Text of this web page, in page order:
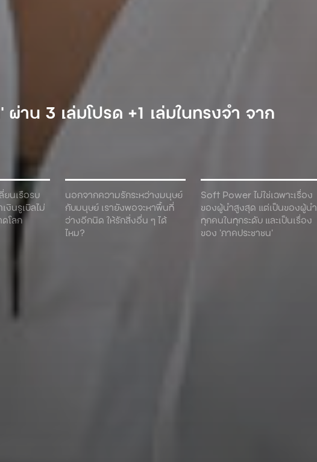
ยนเรือรบ
งินรูเบิลไม่
ดโลก
นอกจากความรักระหว่างมนุษย์
กับมนุษย์ เรายังพอจะหาพื้นที่
ว่างอีกนิด ให้รักสิ่งอื่น ๆ ได้
ไหม?
Soft Power ไม่ใช่เฉพาะเรื่อง
ของผู้นําสูงสุด แต่เป็นของผู้นํา
ทุกคนในทุกระดับ และเป็นเรื่อง
ของ ‘ภาคประชาชน’
กที่เข้ามาตีตลาดโซเวียต จนต้องยอม
บเครื่องดื่ม!